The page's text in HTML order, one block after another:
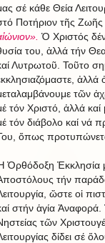
σέ κάθε Θεία
Ποτήριον τῆς Ζωῆς
Ὁ Χριστός
του, ἀλλά τήν
Λυτρωτοῦ. Τοῦτο
ἀλλά
τῶν
τόν Χριστό, ἀλλά
τόν διάβολο καί νά
ὅπως
Ὀρθόδοξη Ἐκκλησία
τήν
ὥστε οἱ
στήν ἁγία Ἀναφορά.
τῶν
δίδει σέ